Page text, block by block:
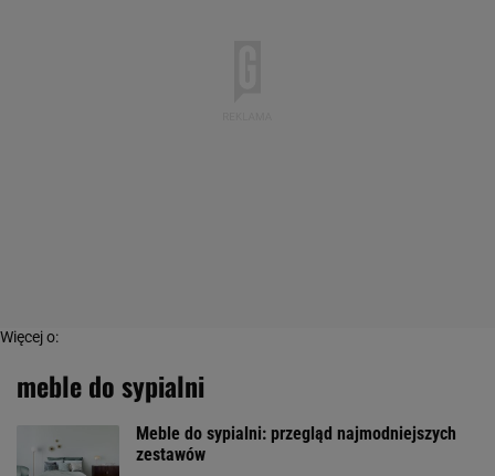
Więcej o:
meble do sypialni
Meble do sypialni: przegląd najmodniejszych
zestawów